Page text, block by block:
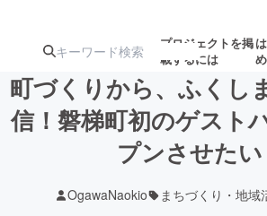
プロジェクトを掲
載するには
注目のリ 注目の新着プロ募集終
町づくりから、ふくし
信！磐梯町初のゲスト
プンさせたい
OgawaNaokio まちづくり・地域